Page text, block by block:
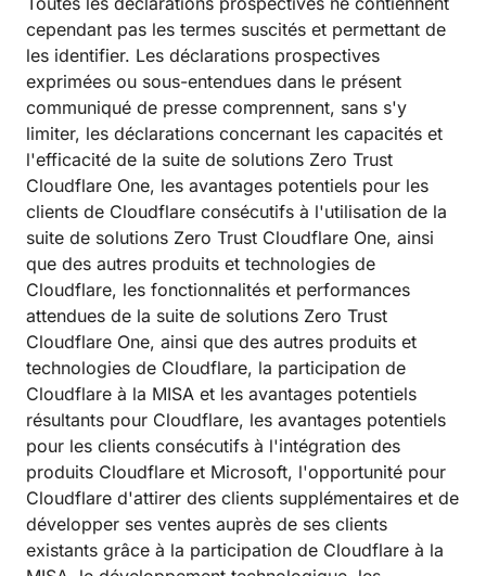
cependant pas les termes suscités et permettant de
les identifier. Les déclarations prospectives
exprimées ou sous-entendues dans le présent
communiqué de presse comprennent, sans s'y
limiter, les déclarations concernant les capacités et
l'efficacité de la suite de solutions Zero Trust
Cloudflare One, les avantages potentiels pour les
clients de Cloudflare consécutifs à l'utilisation de la
suite de solutions Zero Trust Cloudflare One, ainsi
que des autres produits et technologies de
Cloudflare, les fonctionnalités et performances
attendues de la suite de solutions Zero Trust
Cloudflare One, ainsi que des autres produits et
technologies de Cloudflare, la participation de
Cloudflare à la MISA et les avantages potentiels
résultants pour Cloudflare, les avantages potentiels
pour les clients consécutifs à l'intégration des
produits Cloudflare et Microsoft, l'opportunité pour
Cloudflare d'attirer des clients supplémentaires et de
développer ses ventes auprès de ses clients
existants grâce à la participation de Cloudflare à la